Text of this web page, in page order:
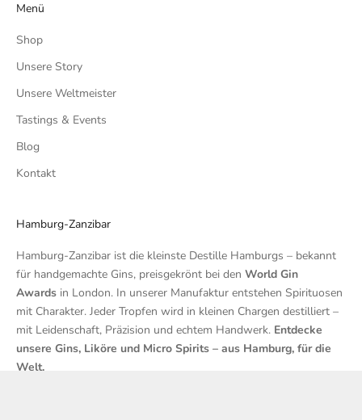
Menü
Shop
Unsere Story
Unsere Weltmeister
Tastings & Events
Blog
Kontakt
Hamburg-Zanzibar
Hamburg-Zanzibar ist die kleinste Destille Hamburgs – bekannt
für handgemachte Gins, preisgekrönt bei den World Gin
Awards in London. In unserer Manufaktur entstehen Spirituosen
mit Charakter. Jeder Tropfen wird in kleinen Chargen destilliert –
mit Leidenschaft, Präzision und echtem Handwerk. Entdecke
unsere Gins, Liköre und Micro Spirits – aus Hamburg, für die
Welt.